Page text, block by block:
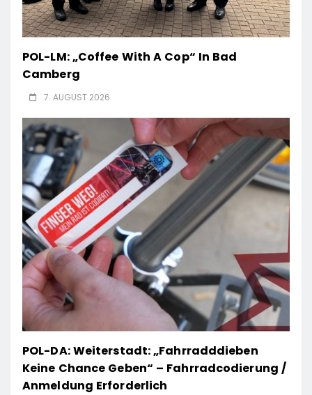
POL-LM: „Coffee With A Cop“ In Bad
Camberg
7. AUGUST 2026
POL-DA: Weiterstadt: „Fahrradddieben
Keine Chance Geben“ – Fahrradcodierung /
Anmeldung Erforderlich